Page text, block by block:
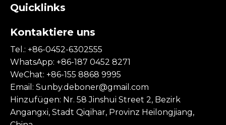
Quicklinks
Kontaktiere uns
Tel.: +86-0452-6302555
WhatsApp: +86-187 0452 8271
WeChat: +86-155 8868 9995
Email: Sunby.deboner@gmail.com
Hinzufügen: Nr. 58 Jinshui Street 2, Bezirk
Angangxi, Stadt Qiqihar, Provinz Heilongjiang,